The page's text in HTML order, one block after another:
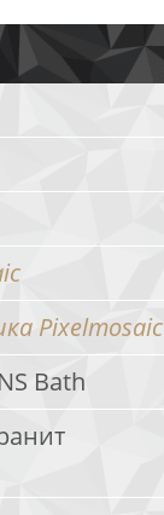
Pixelmosaic
Bath